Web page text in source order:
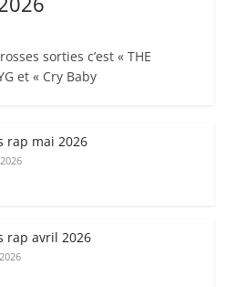
sorties c’est « THE
et « Cry Baby
rap mai 2026
rap avril 2026